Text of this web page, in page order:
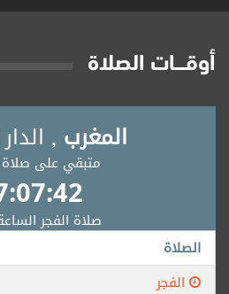
أوقــــات الصلاة